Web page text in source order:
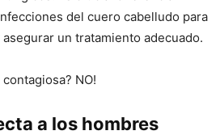
del cuero cabelludo para
un tratamiento adecuado.
NO!
a los hombres